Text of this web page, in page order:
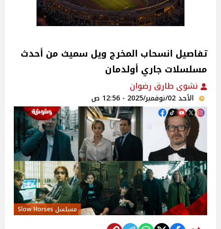
تفاصيل انسحاب المخرج ويل سميث من أحدث
مسلسلات جاري أولدمان
نشوى طارق رضوان
الأحد 02/نوفمبر/2025 - 12:56 ص
مسلسل Slow Horses